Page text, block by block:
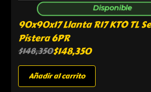
Disponible
90x90x17 Llanta R17 KTO TL
Pistera 6PR
$148,350$148,350
Añadir al carrito